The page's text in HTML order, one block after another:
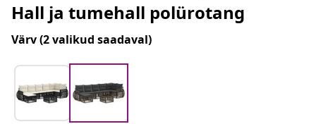
Hall ja tumehall polürotang
Värv(2 valikud saadaval)